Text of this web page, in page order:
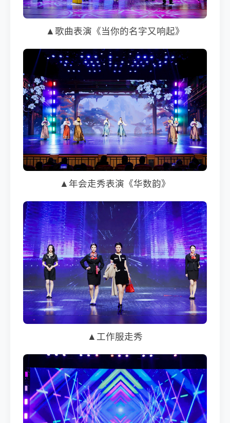
▲歌曲表演《当你的名字又响起》
▲年会走秀表演《华数韵》
▲工作服走秀